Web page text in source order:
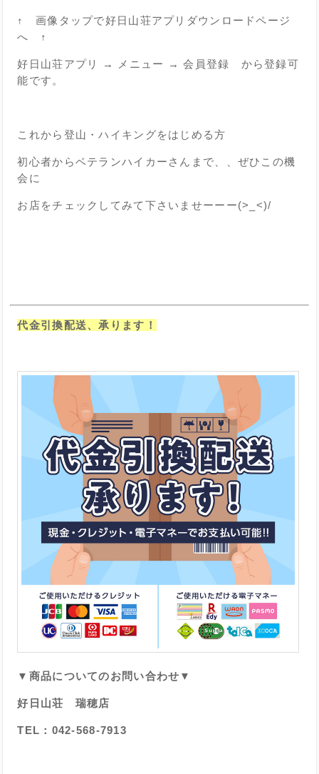
↑ 画像タップで好日山荘アプリダウンロードページ
へ ↑
好日山荘アプリ → メニュー → 会員登録 から登録可
能です。
これから登山・ハイキングをはじめる方
初心者からベテランハイカーさんまで、、ぜひこの機
会に
お店をチェックしてみて下さいませーーー(>_<)/
代金引換配送、承ります！
▼商品についてのお問い合わせ▼
好日山荘 瑞穂店
TEL：042-568-7913